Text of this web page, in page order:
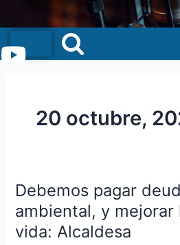
Menu
20 octubre,
Debemos pagar
ambiental, y mejorar
vida: Alcaldesa
Debemos
pagar
deuda
social